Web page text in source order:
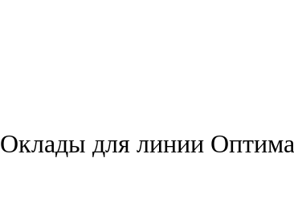
Оклады для линии Оптима